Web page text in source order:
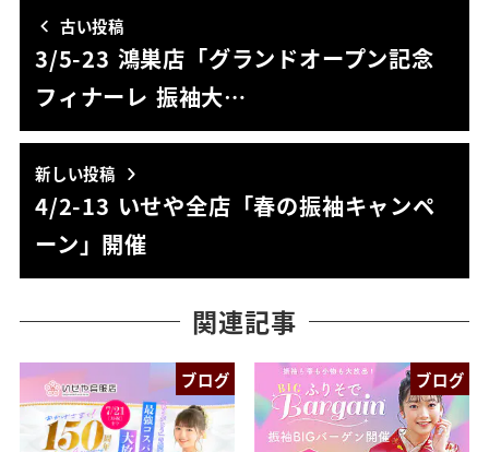
古い投稿
3/5-23 鴻巣店「グランドオープン記念
フィナーレ 振袖大…
新しい投稿
4/2-13 いせや全店「春の振袖キャンペ
ーン」開催
関連記事
ブログ ブログ